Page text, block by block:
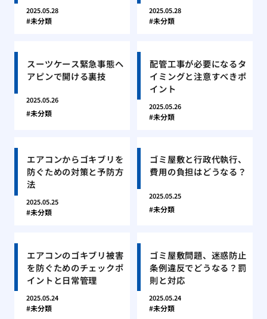
2025.05.28
未分類
2025.05.28
未分類
スーツケース緊急事態ヘ
アピンで開ける裏技
2025.05.26
未分類
配管工事が必要になるタ
イミングと注意すべきポ
イント
2025.05.26
未分類
エアコンからゴキブリを
防ぐための対策と予防方
法
2025.05.25
未分類
ゴミ屋敷と行政代執行、
費用の負担はどうなる？
2025.05.25
未分類
エアコンのゴキブリ被害
を防ぐためのチェックポ
イントと日常管理
2025.05.24
未分類
ゴミ屋敷問題、迷惑防止
条例違反でどうなる？罰
則と対応
2025.05.24
未分類